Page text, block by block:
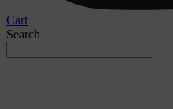
Cart
Search